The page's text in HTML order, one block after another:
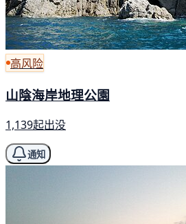
高风险
山陰海岸地理公園
1,139起出没
通知